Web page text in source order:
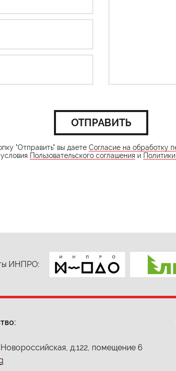
ОТПРАВИТЬ
"Отправить" вы даете Согласие на обработку
Пользовательского соглашения и
ИНПРО:
д.122, помещение 6